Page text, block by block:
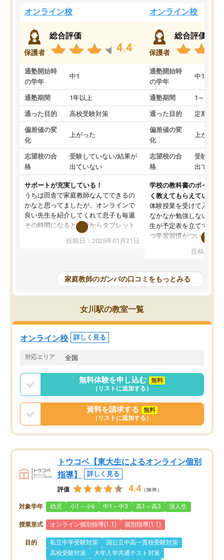
オンライン校
保護者
総合評価
4.4
通塾開始時
の学年
中1
通塾期間 1年以上
通った目的 高校受験対策
偏差値の変
化
上がった
志望校の合
格
受験していない/結果が
出ていない
サポートが充実している！
うちは田舎で家庭教師なんてできるの
かなと思ってましたが、オンラインで
良い先生を紹介してくれて息子も毎週
その時間になると自分からタブレット
を開いてzoomを繋げるようになりまし
た！5科目なんでもOKなのもとても気
めて1年ほどだった今では平均点以上の
科目が増えてきました！あと1年受験ま
であるので無料の週末教室を使用しな
がら頑張って欲しいと思います！
投稿日：2025年01月21日
オンライン校
保護者
総合評価
通塾開始時
の学年
中1
通塾期間 1～3ヵ月
通った目的 定期テス
偏差値の変
化
上がった
志望校の合
格
受験して
出ていな
学校の教科書のポイント
く教えてもらえている
体験授業を受けて入塾し
なかなか勉強しない息子
生が予定表を立ててくれ
つ学習習慣がついてきま
指導が無い日も予定表
問できるのでとても助か
投稿日：
家庭教師のガンバの口コミをもっとみる
女川駅の教室一覧
オンライン校 詳しく見る
対応エリア 全国
無料体験を申し込む
無料
（リストに追加する）
資料を請求する
無料
（リストに追加する）
トウコベ【東大生によるオンライン個別
指導】
詳しく見る
評価 4.4 （38件）
対象学年 幼児 小1～小6 中1～中3 高1～高3 浪人生
授業形式 オンライン個別指導(1:1) 個別指導(1:1)
目的 私立中学受験対策
国公立中高一貫校受験対策
高校受験対策
大学入学共通テスト対策